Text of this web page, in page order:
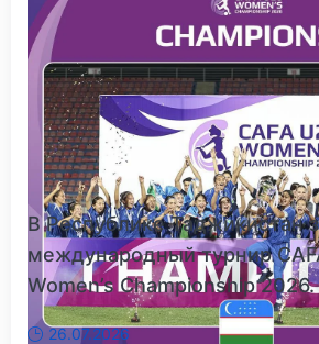
В Республике Таджикистан
международный турнир
Women’s Championship
26.07.2026